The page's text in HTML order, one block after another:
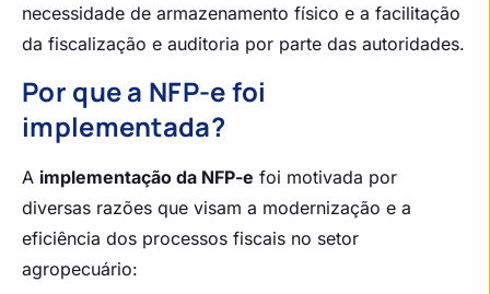
necessidade de armazenamento físico e a facilitação
da fiscalização e auditoria por parte das autoridades.
Por que a NFP-e foi
implementada?
A implementação da NFP-e foi motivada por
diversas razões que visam a modernização e a
eficiência dos processos fiscais no setor
agropecuário: